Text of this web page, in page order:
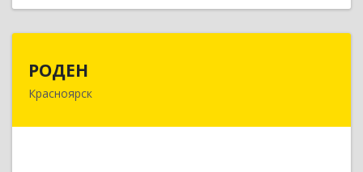
РОДЕН
Красноярск
660064, Красноярский край, Красноярск г, им